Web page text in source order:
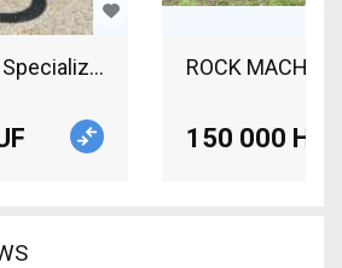
Specialized Chisel Comp (2019)
ROCK
150 000 HUF